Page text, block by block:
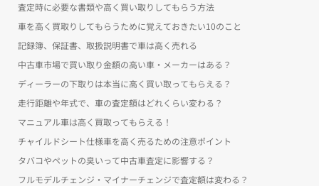
査定時に必要な書類や高く買い取りしてもらう方法
車を高く買取りしてもらうために覚えておきたい10のこと
記録簿、保証書、取扱説明書で車は高く売れる
中古車市場で買い取り金額の高い車・メーカーはある？
ディーラーの下取りは本当に高く買い取ってもらえる？
走行距離や年式で、車の査定額はどれくらい変わる？
マニュアル車は高く買取ってもらえる！
チャイルドシート仕様車を高く売るための注意ポイント
タバコやペットの臭いって中古車査定に影響する？
フルモデルチェンジ・マイナーチェンジで査定額は変わる？